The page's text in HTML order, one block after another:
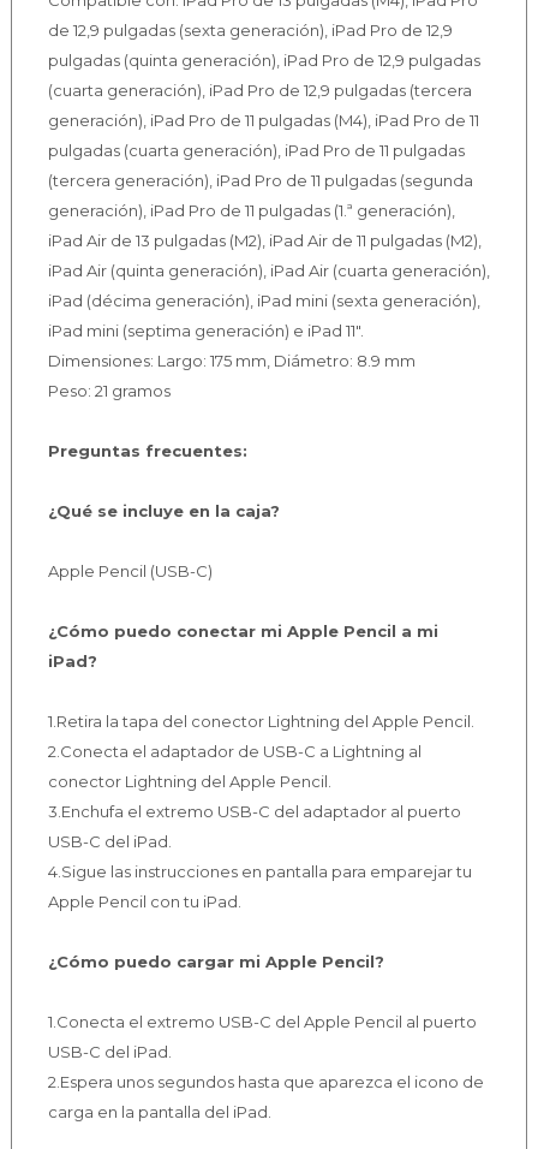
de 12,9 pulgadas (sexta generación), iPad Pro de 12,9
pulgadas (quinta generación), iPad Pro de 12,9 pulgadas
(cuarta generación), iPad Pro de 12,9 pulgadas (tercera
generación), iPad Pro de 11 pulgadas (M4), iPad Pro de 11
pulgadas (cuarta generación), iPad Pro de 11 pulgadas
(tercera generación), iPad Pro de 11 pulgadas (segunda
generación), iPad Pro de 11 pulgadas (1.ª generación),
iPad Air de 13 pulgadas (M2), iPad Air de 11 pulgadas (M2),
iPad Air (quinta generación), iPad Air (cuarta generación),
iPad (décima generación), iPad mini (sexta generación),
iPad mini (septima generación) e iPad 11".
Dimensiones: Largo: 175 mm, Diámetro: 8.9 mm
Peso: 21 gramos
Preguntas frecuentes:
¿Qué se incluye en la caja?
Apple Pencil (USB-C)
¿Cómo puedo conectar mi Apple Pencil a mi
iPad?
1.Retira la tapa del conector Lightning del Apple Pencil.
2.Conecta el adaptador de USB-C a Lightning al
conector Lightning del Apple Pencil.
3.Enchufa el extremo USB-C del adaptador al puerto
USB-C del iPad.
4.Sigue las instrucciones en pantalla para emparejar tu
Apple Pencil con tu iPad.
¿Cómo puedo cargar mi Apple Pencil?
1.Conecta el extremo USB-C del Apple Pencil al puerto
USB-C del iPad.
2.Espera unos segundos hasta que aparezca el icono de
carga en la pantalla del iPad.